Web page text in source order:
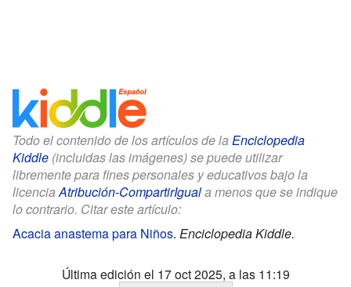
Todo el contenido de los artículos de la Enciclopedia
Kiddle (incluidas las imágenes) se puede utilizar
libremente para fines personales y educativos bajo la
licenciaAtribución-CompartirIguala menos que se indique
lo contrario. Citar este artículo:
Acacia anastema para Niños. Enciclopedia Kiddle.
Última edición el 17 oct 2025, a las 11:19